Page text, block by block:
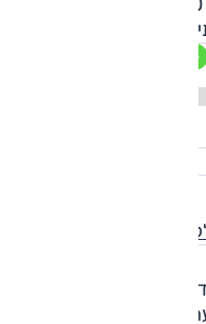
ה-320 ק"מ.
במהירות עירונית עם